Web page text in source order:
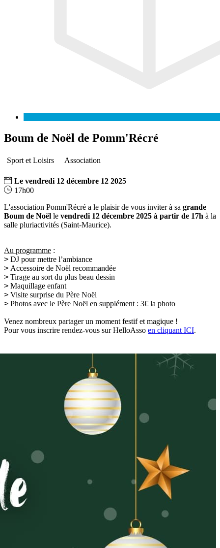
Boum de Noël de Pomm'Récré
Sport et Loisirs Association
Le vendredi 12 décembre 12 2025
17h00
L'association Pomm'Récré a le plaisir de vous inviter à sa grande
Boum de Noël le vendredi 12 décembre 2025 à partir de 17h à la
salle pluriactivités (Saint-Maurice).
Au programme :
> DJ pour mettre l’ambiance
> Accessoire de Noël recommandée
> Tirage au sort du plus beau dessin
> Maquillage enfant
> Visite surprise du Père Noël
> Photos avec le Père Noël en supplément : 3€ la photo
Venez nombreux partager un moment festif et magique !
Pour vous inscrire rendez-vous sur HelloAsso en cliquant ICI.